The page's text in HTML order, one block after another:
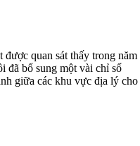
quan sát thấy trong năm
đã bổ sung một vài chỉ số
giữa các khu vực địa lý cho